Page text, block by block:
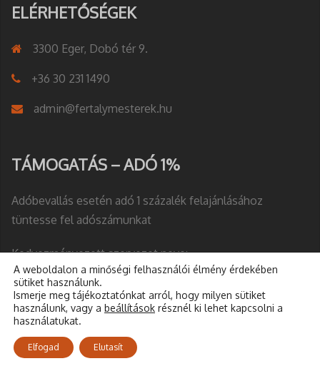
ELÉRHETŐSÉGEK
3300 Eger, Dobó tér 9.
+36 30 231 1490
admin@fertalymesterek.hu
TÁMOGATÁS – ADÓ 1%
Adóbevallás esetén adó 1 százalék felajánlásához
tüntesse fel adószámunkat
Kedvezményezett szervezet neve:
EGRI FERTÁLYMESTERI TESTÜLET
Adószám:18586046-1-10
A testület bankszámlaszáma:
A weboldalon a minőségi felhasználói élmény érdekében
sütiket használunk.
Ismerje meg tájékoztatónkat arról, hogy milyen sütiket
használunk, vagy a beállítások résznél ki lehet kapcsolni a
használatukat.
Elfogad Elutasít